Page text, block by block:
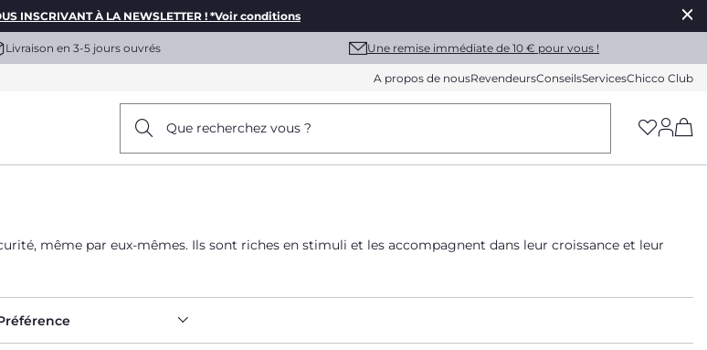
INSCRIVANT À LA NEWSLETTER ! *Voir conditions
Livraison en 3-5 jours ouvrés Une remise immédiate de 10 € pour vous !
A propos de nousRevendeursConseilsServicesChicco Club
Que recherchez vous ?
même par eux-mêmes. Ils sont riches en stimuli et les accompagnent dans leur croissance et leur